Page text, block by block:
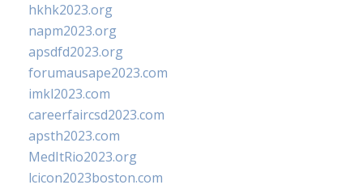
hkhk2023.org
napm2023.org
apsdfd2023.org
forumausape2023.com
imkl2023.com
careerfaircsd2023.com
apsth2023.com
MedItRio2023.org
lcicon2023boston.com